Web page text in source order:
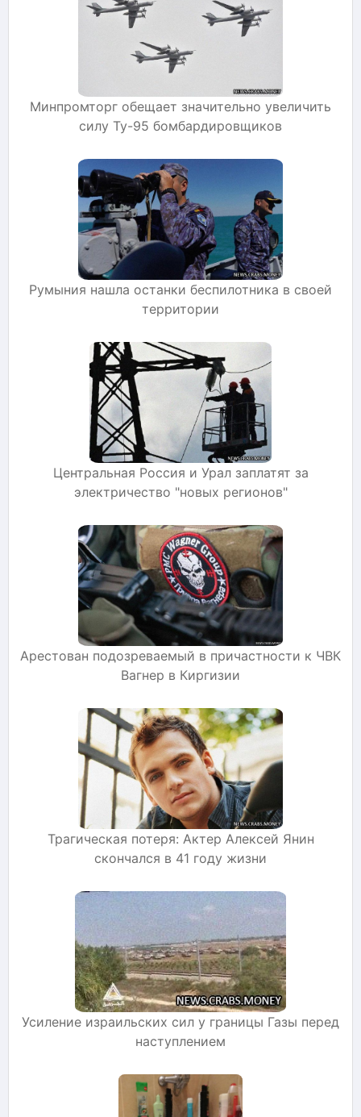
Минпромторг обещает значительно увеличить
силу Ту-95 бомбардировщиков
Румыния нашла останки беспилотника в своей
территории
Центральная Россия и Урал заплатят за
электричество "новых регионов"
Арестован подозреваемый в причастности к ЧВК
Вагнер в Киргизии
Трагическая потеря: Актер Алексей Янин
скончался в 41 году жизни
Усиление израильских сил у границы Газы перед
наступлением